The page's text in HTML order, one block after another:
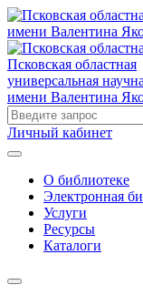
Псковская областная
универсальная
имени Валентина
Личный кабинет
О библиотеке
Электронная
Услуги
Ресурсы
Каталоги